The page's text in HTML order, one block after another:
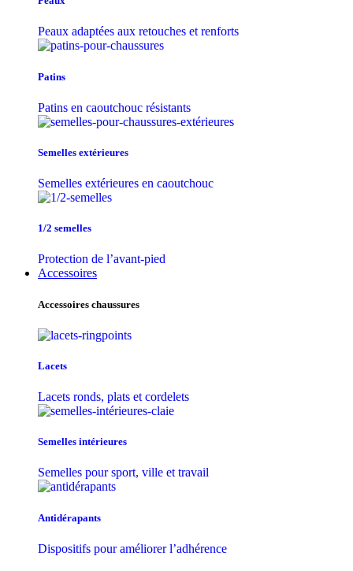
Peaux adaptées aux retouches et renforts
Patins
Patins en caoutchouc résistants
Semelles extérieures
Semelles extérieures en caoutchouc
1/2 semelles
Protection de l’avant-pied
Accessoires
Accessoires chaussures
Lacets
Lacets ronds, plats et cordelets
Semelles intérieures
Semelles pour sport, ville et travail
Antidérapants
Dispositifs pour améliorer l’adhérence